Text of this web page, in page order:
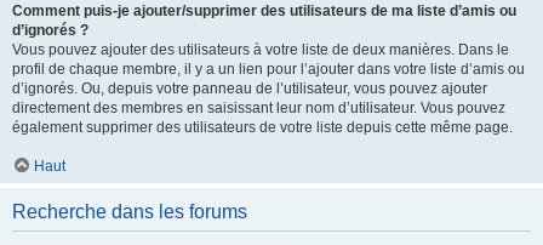
Comment puis-je ajouter/supprimer des utilisateurs de ma liste d’amis ou
d’ignorés ?
Vous pouvez ajouter des utilisateurs à votre liste de deux manières. Dans le
profil de chaque membre, il y a un lien pour l’ajouter dans votre liste d’amis ou
d’ignorés. Ou, depuis votre panneau de l’utilisateur, vous pouvez ajouter
directement des membres en saisissant leur nom d’utilisateur. Vous pouvez
également supprimer des utilisateurs de votre liste depuis cette même page.
Haut
Recherche dans les forums